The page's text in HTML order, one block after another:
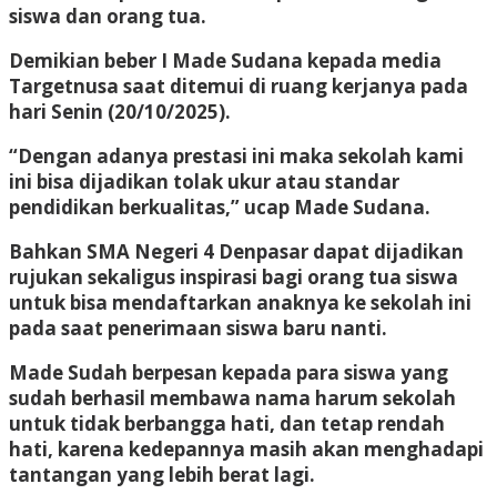
siswa dan orang tua.
Demikian beber I Made Sudana kepada media
Targetnusa saat ditemui di ruang kerjanya pada
hari Senin (20/10/2025).
“Dengan adanya prestasi ini maka sekolah kami
ini bisa dijadikan tolak ukur atau standar
pendidikan berkualitas,” ucap Made Sudana.
Bahkan SMA Negeri 4 Denpasar dapat dijadikan
rujukan sekaligus inspirasi bagi orang tua siswa
untuk bisa mendaftarkan anaknya ke sekolah ini
pada saat penerimaan siswa baru nanti.
Made Sudah berpesan kepada para siswa yang
sudah berhasil membawa nama harum sekolah
untuk tidak berbangga hati, dan tetap rendah
hati, karena kedepannya masih akan menghadapi
tantangan yang lebih berat lagi.